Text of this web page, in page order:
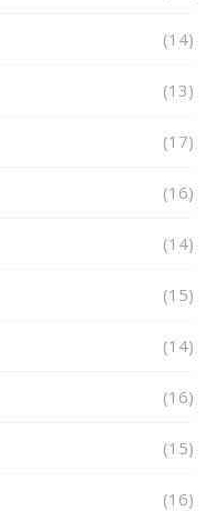
(14)
(13)
(17)
(16)
(14)
(15)
(14)
(16)
(15)
(16)